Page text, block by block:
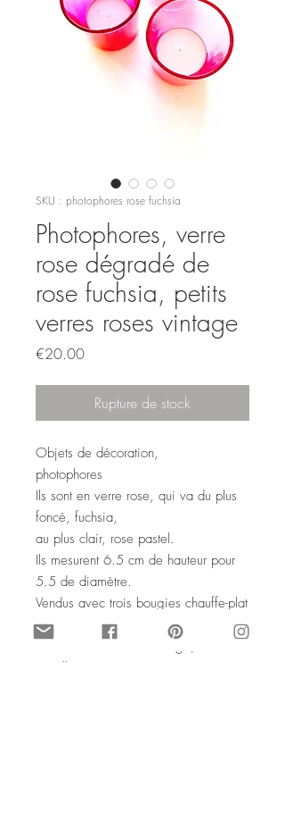
SKU : photophores rose fuchsia
Photophores, verre
rose dégradé de
rose fuchsia, petits
verres roses vintage
€20.00Prix
Rupture de stock
Objets de décoration,
photophores
Ils sont en verre rose, qui va du plus
foncé, fuchsia,
au plus clair, rose pastel.
Ils mesurent 6.5 cm de hauteur pour
5.5 de diamètre.
Vendus avec trois bougies chauffe-plat
blanches.
Ce sont des articles vintage, en
excellent état.